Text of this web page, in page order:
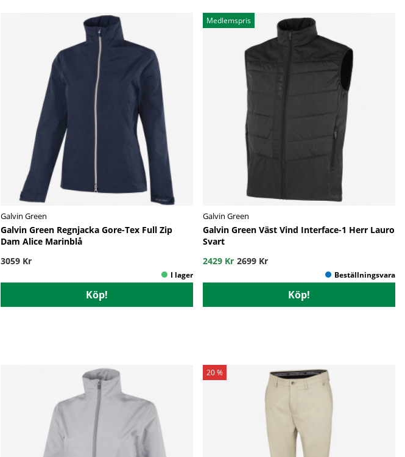
Galvin Green
Galvin Green Regnjacka Gore-Tex Full Zip
Dam Alice Marinblå
3059 Kr
Köp!
Medlemspris
Galvin Green
Galvin Green Väst Vind Interface-1 Herr Lauro
Svart
2429 Kr 2699 Kr
Köp!
20 %